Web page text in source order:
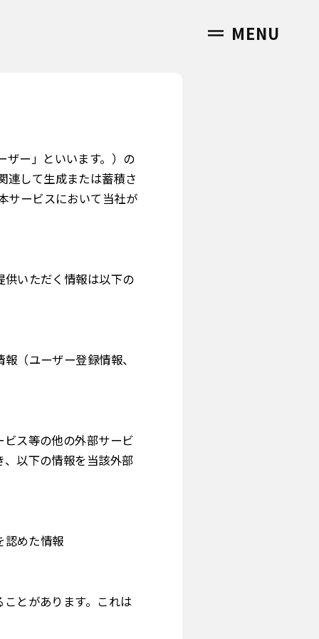
MENU
ザー」といいます。）の
連して生成または蓄積さ
サービスにおいて当社が
いただく情報は以下の
（ユーザー登録情報、
ス等の他の外部サービ
以下の情報を当該外部
認めた情報
とがあります。これは